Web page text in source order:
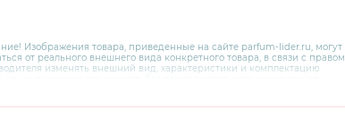
Изображения товара, приведенные на сайте parfum-lider.ru, могут
от реального внешнего вида конкретного товара, в связи с правом
изменять внешний вид, характеристики и комплектацию
по номеру 8 800 200 78 80.